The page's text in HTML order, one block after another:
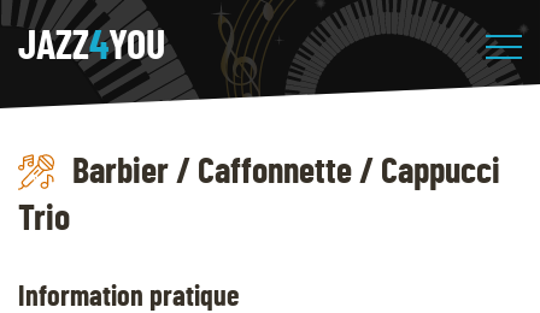
JAZZ4YOU
Barbier / Caffonnette / Cappucci
Trio
Information pratique